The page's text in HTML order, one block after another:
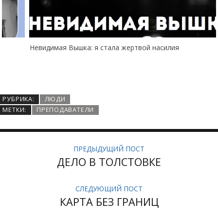
Невидимая Вышка: я стала жертвой насилия
РУБРИКА:
ЛЮДИ
МЕТКИ:
ПРЕПОДАВАТЕЛИ
ПРЕДЫДУЩИЙ ПОСТ
ДЕЛО В ТОЛСТОВКЕ
СЛЕДУЮЩИЙ ПОСТ
КАРТА БЕЗ ГРАНИЦ